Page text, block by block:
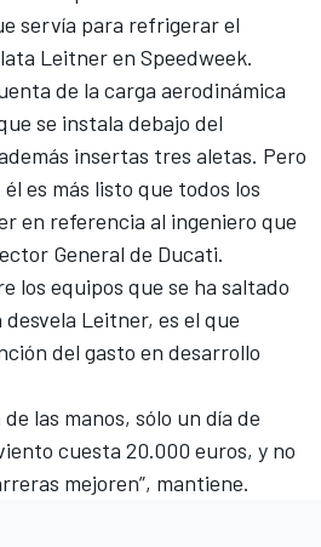
servía para refrigerar el
Leitner en Speedweek.
de la carga aerodinámica
se instala debajo del
insertas tres aletas. Pero
es más listo que todos los
en referencia al ingeniero que
General de Ducati.
los equipos que se ha saltado
Leitner, es el que
del gasto en desarrollo
las manos, sólo un día de
cuesta 20.000 euros, y no
mejoren”, mantiene.